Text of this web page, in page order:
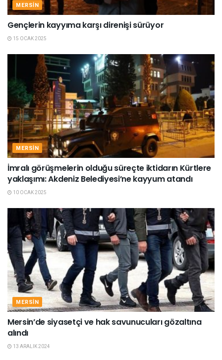
MERSIN
Gençlerin kayyıma karşı direnişi sürüyor
15 OCAK 2025
MERSIN
İmralı görüşmelerin olduğu süreçte iktidarın Kürtlere
yaklaşımı: Akdeniz Belediyesi’ne kayyum atandı
10 OCAK 2025
MERSIN
Mersin’de siyasetçi ve hak savunucuları gözaltına
alındı
13 ARALIK 2024